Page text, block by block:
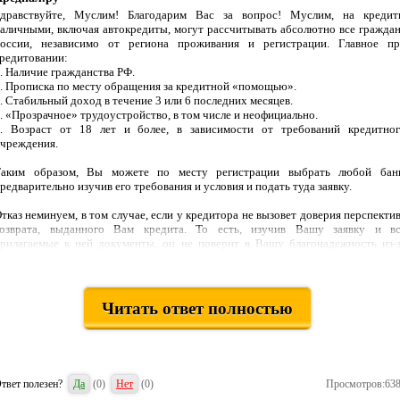
Муслим! Благодарим Вас за вопрос! Муслим, на
включая автокредиты, могут рассчитывать абсолютно все
независимо от региона проживания и регистрации. Главное
Наличие гражданства РФ.
Прописка по месту обращения за кредитной «помощью».
Стабильный доход в течение 3 или 6 последних месяцев.
«Прозрачное» трудоустройство, в том числе и неофициально.
Возраст от 18 лет и более, в зависимости от требований
образом, Вы можете по месту регистрации выбрать любой
изучив его требования и условия и подать туда заявку.
неминуем, в том случае, если у кредитора не вызовет доверия
выданного Вам кредита. То есть, изучив Вашу заявку и
к ней документы, он не поверит в Вашу благонадежность из-
адекватно оцените свои возможности и сопоставьте их с требованиями
Если всему виной отсутствие кредитной истории или ее плохое качество, то
(смотрите страничку «Микрозаймы») можно в течение нескольких месяцев
себе доверие банков и вновь начать кредитоваться на любые
Читать ответ полностью
полезен? Да (0) Нет (0)